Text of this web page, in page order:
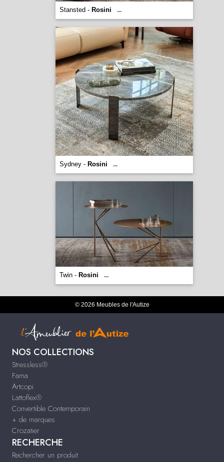
Stansted - Rosini ...
Sydney - Rosini ...
Twin - Rosini ...
© 2026 Meubles de l'Autize
NOS COLLECTIONS
Stressless®
Fama
Artcopi
Lattoflex®
Convertible Contemporain
+ de marques
Crozatier
RECHERCHE
Rechercher un produit